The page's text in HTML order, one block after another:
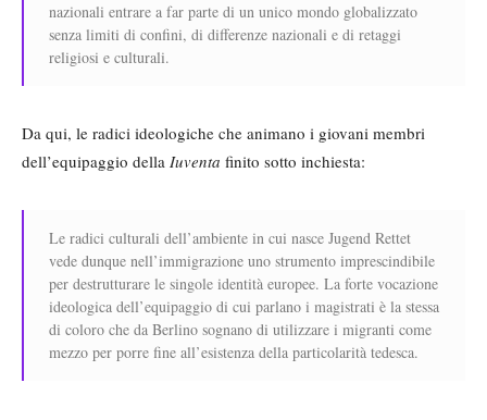
nazionali entrare a far parte di un unico mondo globalizzato
senza limiti di confini, di differenze nazionali e di retaggi
religiosi e culturali.
Da qui, le radici ideologiche che animano i giovani membri
dell’equipaggio della Iuventa finito sotto inchiesta:
Le radici culturali dell’ambiente in cui nasce Jugend Rettet
vede dunque nell’immigrazione uno strumento imprescindibile
per destrutturare le singole identità europee. La forte vocazione
ideologica dell’equipaggio di cui parlano i magistrati è la stessa
di coloro che da Berlino sognano di utilizzare i migranti come
mezzo per porre fine all’esistenza della particolarità tedesca.